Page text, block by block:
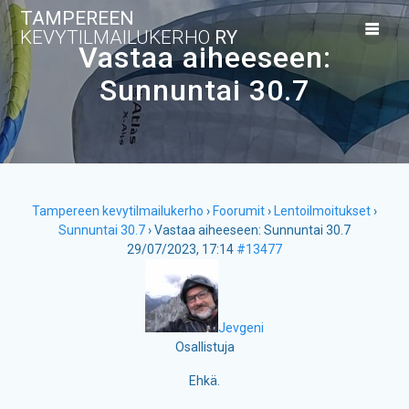
Skip
to
content
TAMPEREEN
KEVYTILMAILUKERHO RY
Vastaa aiheeseen:
Sunnuntai 30.7
Tampereen kevytilmailukerho › Foorumit› Lentoilmoitukset›
Sunnuntai 30.7›Vastaa aiheeseen: Sunnuntai 30.7
29/07/2023, 17:14 #13477
Jevgeni
Osallistuja
Ehkä.